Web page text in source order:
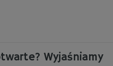
Wyjaśniamy